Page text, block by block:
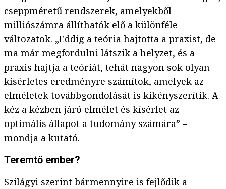
cseppméretű rendszerek, amelyekből
milliószámra állíthatók elő a különféle
változatok. „Eddig a teória hajtotta a praxist, de
ma már megfordulni látszik a helyzet, és a
praxis hajtja a teóriát, tehát nagyon sok olyan
kísérletes eredményre számítok, amelyek az
elméletek továbbgondolását is kikényszerítik. A
kéz a kézben járó elmélet és kísérlet az
optimális állapot a tudomány számára” –
mondja a kutató.
Teremtő ember?
Szilágyi szerint bármennyire is fejlődik a